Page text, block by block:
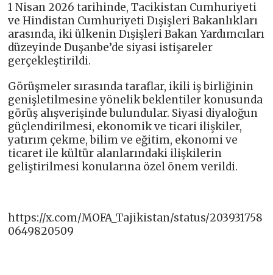
1 Nisan 2026 tarihinde, Tacikistan Cumhuriyeti
ve Hindistan Cumhuriyeti Dışişleri Bakanlıkları
arasında, iki ülkenin Dışişleri Bakan Yardımcıları
düzeyinde Duşanbe’de siyasi istişareler
gerçekleştirildi.
Görüşmeler sırasında taraflar, ikili iş birliğinin
genişletilmesine yönelik beklentiler konusunda
görüş alışverişinde bulundular. Siyasi diyaloğun
güçlendirilmesi, ekonomik ve ticari ilişkiler,
yatırım çekme, bilim ve eğitim, ekonomi ve
ticaret ile kültür alanlarındaki ilişkilerin
geliştirilmesi konularına özel önem verildi.
https://x.com/MOFA_Tajikistan/status/203931758
0649820509